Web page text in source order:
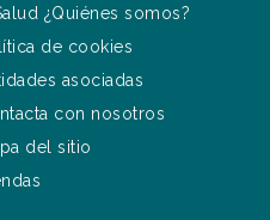
¿Quiénes somos?
de cookies
asociadas
con nosotros
del sitio